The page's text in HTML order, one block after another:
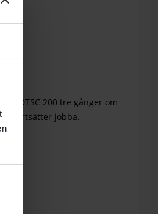
DTSC 200 tre gånger om
fortsätter jobba.